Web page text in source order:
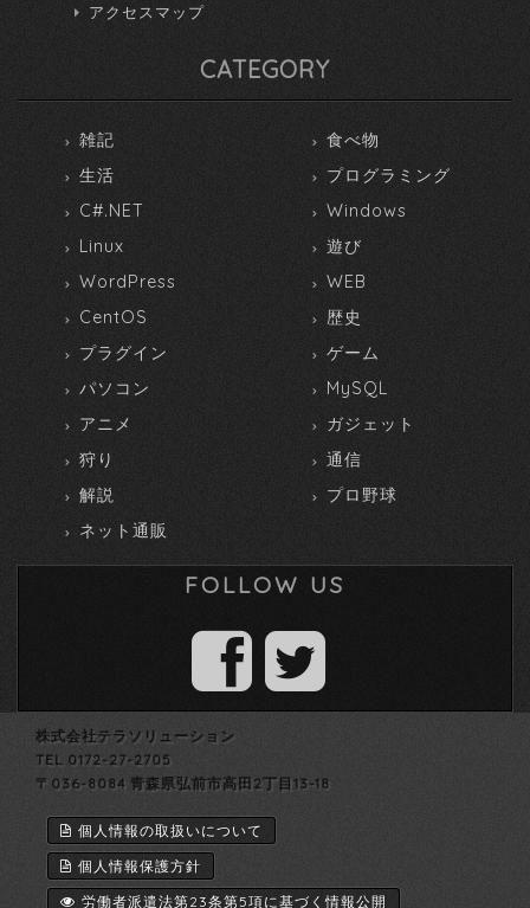
アクセスマップ
CATEGORY
雑記
食べ物
生活
プログラミング
C#.NET
Windows
Linux
遊び
WordPress
WEB
CentOS
歴史
プラグイン
ゲーム
パソコン
MySQL
アニメ
ガジェット
狩り
通信
解説
プロ野球
ネット通販
FOLLOW US
株式会社テラソリューション
TEL 0172-27-2705
〒036-8084 青森県弘前市高田2丁目13-18
個人情報の取扱いについて
個人情報保護方針
労働者派遣法第23条第5項に基づく情報公開